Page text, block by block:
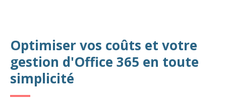
Optimiser vos coûts et votre
gestion d'Office 365 en toute
simplicité